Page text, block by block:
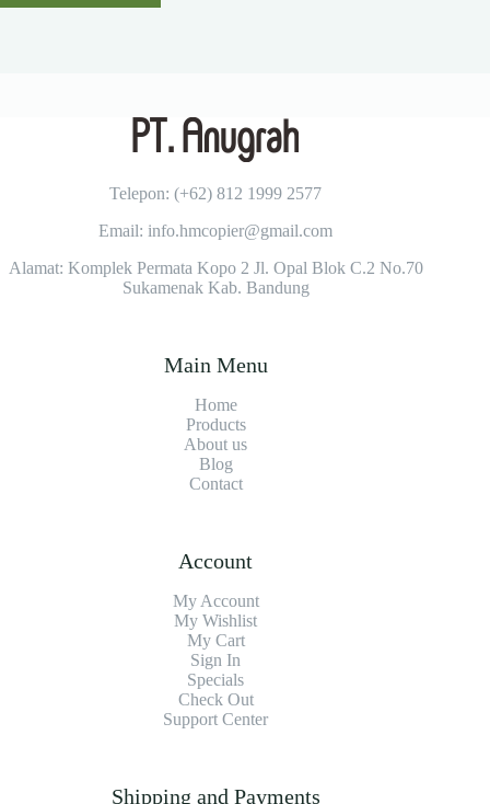
Telepon: (+62) 812 1999 2577
Email: info.hmcopier@gmail.com
Alamat: Komplek Permata Kopo 2 Jl. Opal Blok C.2 No.70
Sukamenak Kab. Bandung
Main Menu
Home
Products
About us
Blog
Contact
Account
My Account
My Wishlist
My Cart
Sign In
Specials
Check Out
Support Center
Shipping and Payments